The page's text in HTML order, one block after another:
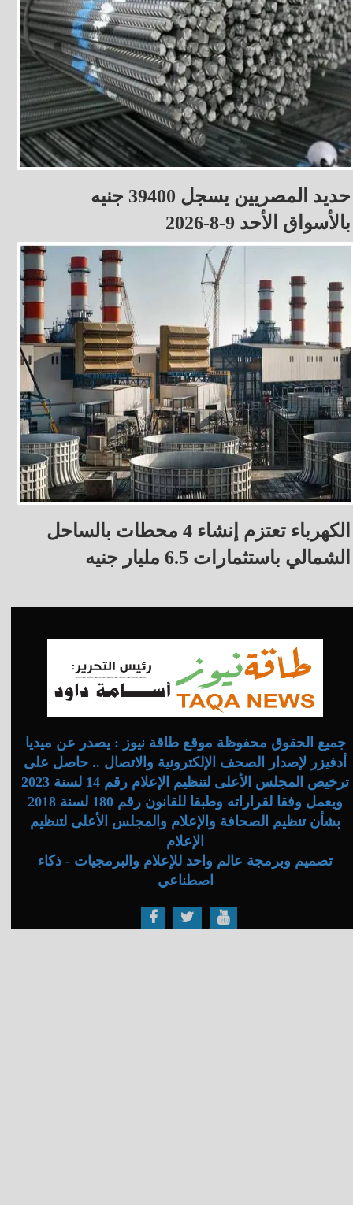
حديد المصريين يسجل 39400 جنيه
بالأسواق الأحد 9-8-2026
الكهرباء تعتزم إنشاء 4 محطات بالساحل
الشمالي باستثمارات 6.5 مليار جنيه
جميع الحقوق محفوظة موقع طاقة نيوز : يصدر عن ميديا
أدفيزر لإصدار الصحف الإلكترونية والاتصال .. حاصل على
ترخيص المجلس الأعلى لتنظيم الإعلام رقم 14 لسنة 2023
ويعمل وفقا لقراراته وطبقا للقانون رقم 180 لسنة 2018
بشأن تنظيم الصحافة والإعلام والمجلس الأعلى لتنظيم
الإعلام
تصميم وبرمجة عالم واحد للإعلام والبرمجيات - ذكاء
اصطناعي